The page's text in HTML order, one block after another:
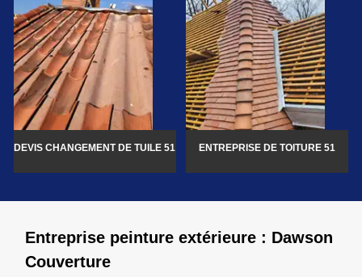
DEVIS CHANGEMENT DE TUILE 51 ENTREPRISE DE TOITURE 51
Entreprise peinture extérieure : Dawson
Couverture